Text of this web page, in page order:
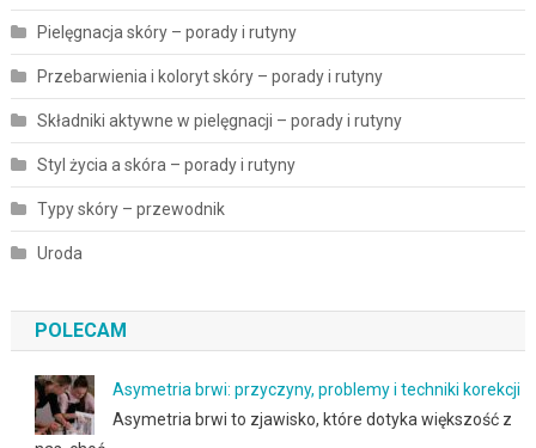
Pielęgnacja skóry – porady i rutyny
Przebarwienia i koloryt skóry – porady i rutyny
Składniki aktywne w pielęgnacji – porady i rutyny
Styl życia a skóra – porady i rutyny
Typy skóry – przewodnik
Uroda
POLECAM
Asymetria brwi: przyczyny, problemy i techniki korekcji
Asymetria brwi to zjawisko, które dotyka większość z